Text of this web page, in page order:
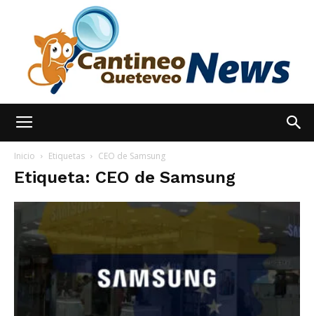
hoy
Inicio Etiquetas CEO de Samsung
Etiqueta: CEO de Samsung